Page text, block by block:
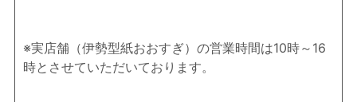
※実店舗（伊勢型紙おおすぎ）の営業時間は10時～16
時とさせていただいております。